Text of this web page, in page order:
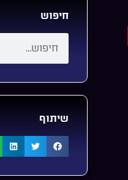
חיפוש
שיתוף